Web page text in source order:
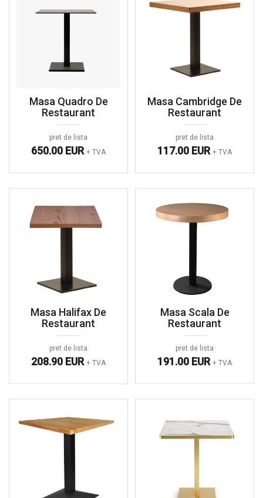
Masa Quadro De
Restaurant
pret de lista
650.00 EUR + TVA
Masa Cambridge De
Restaurant
pret de lista
117.00 EUR + TVA
Masa Halifax De
Restaurant
pret de lista
208.90 EUR + TVA
Masa Scala De
Restaurant
pret de lista
191.00 EUR + TVA